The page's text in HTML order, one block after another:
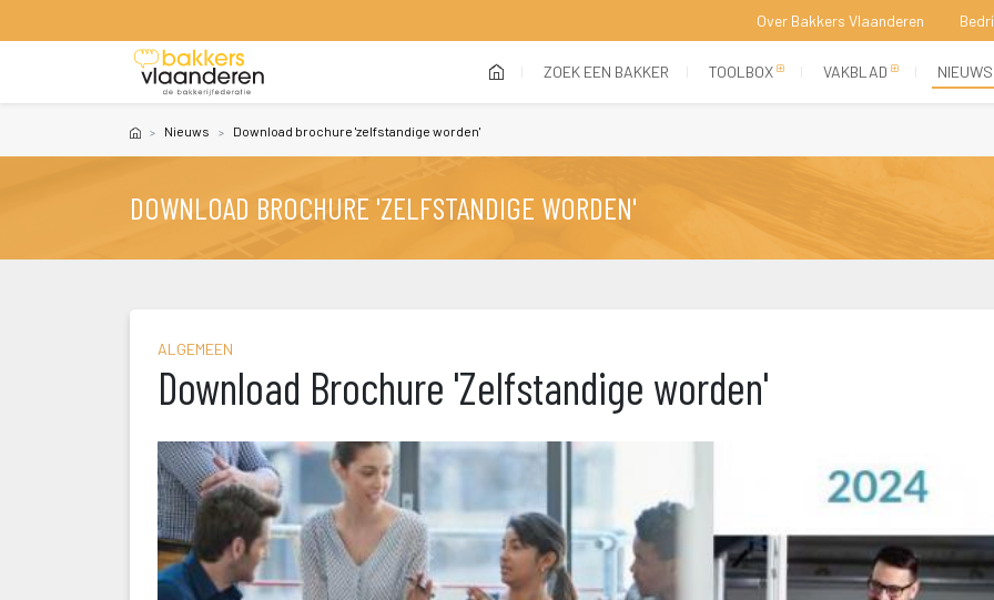
Over Bakkers Vlaanderen
(current)ZOEK EEN BAKKER TOOLBOX VAKBLAD NIEUWS
Nieuw Download brochure 'zelfstandige worden'
DOWNLOAD BROCHURE 'ZELFSTANDIGE WORDEN'
ALGEMEEN
Download Brochure 'Zelfstandige worden'